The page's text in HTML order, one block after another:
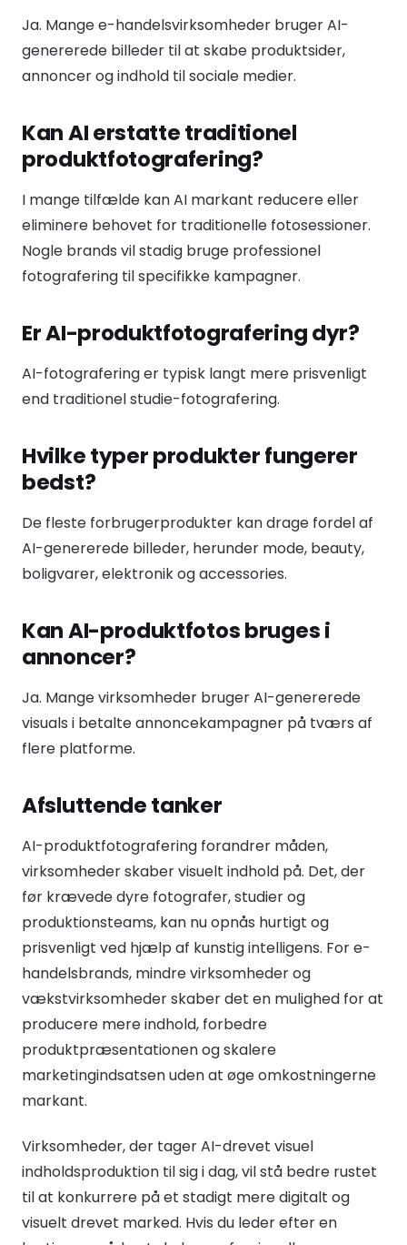
Ja. Mange e-handelsvirksomheder bruger AI-
genererede billeder til at skabe produktsider,
annoncer og indhold til sociale medier.
Kan AI erstatte traditionel
produktfotografering?
I mange tilfælde kan AI markant reducere eller
eliminere behovet for traditionelle fotosessioner.
Nogle brands vil stadig bruge professionel
fotografering til specifikke kampagner.
Er AI-produktfotografering dyr?
AI-fotografering er typisk langt mere prisvenligt
end traditionel studie-fotografering.
Hvilke typer produkter fungerer
bedst?
De fleste forbrugerprodukter kan drage fordel af
AI-genererede billeder, herunder mode, beauty,
boligvarer, elektronik og accessories.
Kan AI-produktfotos bruges i
annoncer?
Ja. Mange virksomheder bruger AI-genererede
visuals i betalte annoncekampagner på tværs af
flere platforme.
Afsluttende tanker
AI-produktfotografering forandrer måden,
virksomheder skaber visuelt indhold på. Det, der
før krævede dyre fotografer, studier og
produktionsteams, kan nu opnås hurtigt og
prisvenligt ved hjælp af kunstig intelligens. For e-
handelsbrands, mindre virksomheder og
vækstvirksomheder skaber det en mulighed for at
producere mere indhold, forbedre
produktpræsentationen og skalere
marketingindsatsen uden at øge omkostningerne
markant.
Virksomheder, der tager AI-drevet visuel
indholdsproduktion til sig i dag, vil stå bedre rustet
til at konkurrere på et stadigt mere digitalt og
visuelt drevet marked. Hvis du leder efter en